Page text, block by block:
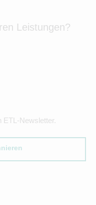
Leistungen?
ETL-Newsletter.